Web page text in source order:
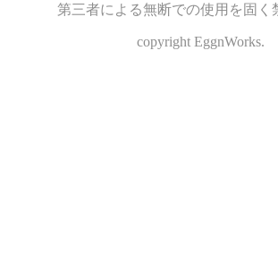
第三者による無断での使用を固く
copyright EggnWorks.